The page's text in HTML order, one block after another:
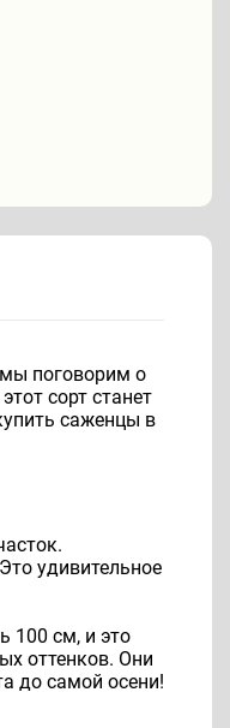
поговорим о
сорт станет
саженцы в
удивительное
100 см, и это
оттенков. Они
до самой осени!